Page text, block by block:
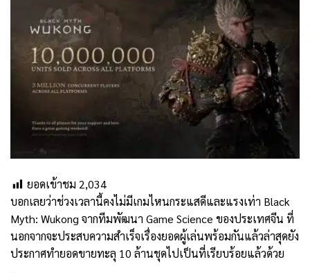
ยอดเข้าชม 2,034
บอกเลยว่าช่วงเวลานี้คงไม่มีเกมไหนกระแสดีและแรงเท่า Black
Myth: Wukong จากทีมพัฒนา Game Science ของประเทศจีน ที่
นอกจากจะประสบความสำเร็จเรื่องยอดผู้เล่นพร้อมกันแล้วล่าสุดยัง
ประกาศทำยอดขายทะลุ 10 ล้านชุดไปเป็นที่เรียบร้อยแล้วด้วย